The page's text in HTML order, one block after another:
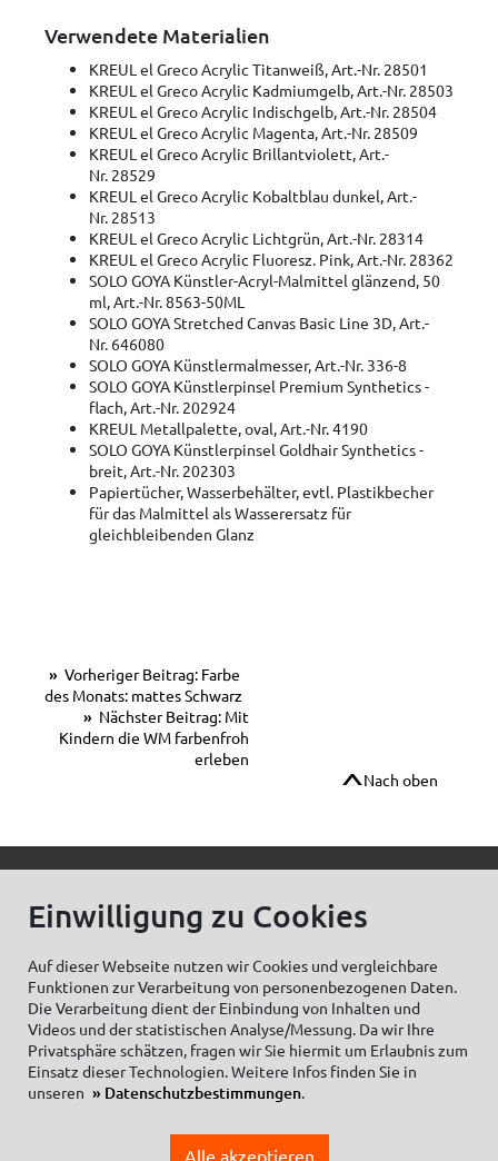
Verwendete Materialien
KREUL el Greco Acrylic Titanweiß, Art.-Nr. 28501
KREUL el Greco Acrylic Kadmiumgelb, Art.-Nr. 28503
KREUL el Greco Acrylic Indischgelb, Art.-Nr. 28504
KREUL el Greco Acrylic Magenta, Art.-Nr. 28509
KREUL el Greco Acrylic Brillantviolett, Art.-
Nr. 28529
KREUL el Greco Acrylic Kobaltblau dunkel, Art.-
Nr. 28513
KREUL el Greco Acrylic Lichtgrün, Art.-Nr. 28314
KREUL el Greco Acrylic Fluoresz. Pink, Art.-Nr. 28362
SOLO GOYA Künstler-Acryl-Malmittel glänzend, 50
ml, Art.-Nr. 8563-50ML
SOLO GOYA Stretched Canvas Basic Line 3D, Art.-
Nr. 646080
SOLO GOYA Künstlermalmesser, Art.-Nr. 336-8
SOLO GOYA Künstlerpinsel Premium Synthetics -
flach, Art.-Nr. 202924
KREUL Metallpalette, oval, Art.-Nr. 4190
SOLO GOYA Künstlerpinsel Goldhair Synthetics -
breit, Art.-Nr. 202303
Papiertücher, Wasserbehälter, evtl. Plastikbecher
für das Malmittel als Wasserersatz für
gleichbleibenden Glanz
Vorheriger Beitrag: Farbe
des Monats: mattes Schwarz
Nächster Beitrag: Mit
Kindern die WM farbenfroh
erleben
Nach oben
Zum Newsletter anmelden:
Cookieeinstellungen
Impressum
Datenschutzhinweise Social Media
Einwilligung zu Cookies
Auf dieser Webseite nutzen wir Cookies und vergleichbare
Funktionen zur Verarbeitung von personenbezogenen Daten.
Die Verarbeitung dient der Einbindung von Inhalten und
Videos und der statistischen Analyse/Messung. Da wir Ihre
Privatsphäre schätzen, fragen wir Sie hiermit um Erlaubnis zum
Einsatz dieser Technologien. Weitere Infos finden Sie in
unseren
Datenschutzbestimmungen.
Alle akzeptieren